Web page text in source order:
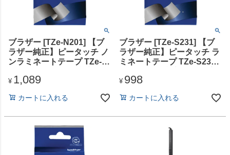
ブラザー [TZe-N201] 【ブ
ラザー純正】ピータッチ ノ
ンラミネートテープ TZe-
ノンラミネート)
¥ 1,089
カートに入れる
ブラザー [TZe-S231] 【ブ
ラザー純正】ピータッチ ラ
ミネートテープ TZe-S231
¥ 998
カートに入れる